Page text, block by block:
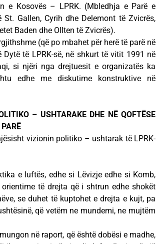
e Kosovës – LPRK. (Mbledhja e Parë e
Gallen, Cyrih dhe Delemont të Zvicrës,
Baden dhe Ollten të Zvicrës).
(që po mbahet për herë të parë në
të LPRK-së, në shkurt të vitit 1991 në
si njëri nga drejtuesit e organizatës ka
edhe me diskutime konstruktive në
– USHTARAKE DHE NË QOFTËSE
vizionin politiko – ushtarak të LPRK-
e luftës, edhe si Lëvizje edhe si Komb,
të drejta që i shtrun edhe shokët
se duhet të kuptohet e drejta e kujt, pa
që vetëm ne mundemi, ne mujtëm
në raport, që është dobësi e madhe,